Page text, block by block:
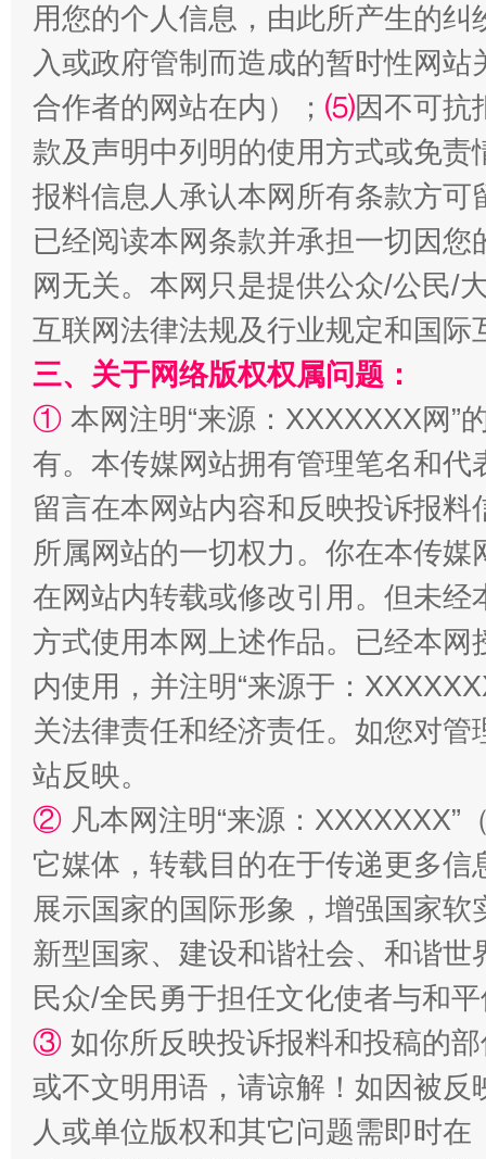
全民健身五年计划来了！等你上场
国家大学科技园优化重塑工作
扯下公款旅游的“隐身衣” 如何以
用您的个人信息，由此所产生的纠
入或政府管制而造成的暂时性网
合作者的网站在内）； ⑸因不可抗
款及声明中列明的使用方式或免责
报料信息人承认本网所有条款方
已经阅读本网条款并承担一切因
网无关。本网只是提供公众/公民/
互联网法律法规及行业规定和国
三、关于网络版权权属问题：
① 本网注明“来源：XXXXXXX网”
有。本传媒网站拥有管理笔名和
留言在本网站内容和反映投诉报
所属网站的一切权力。你在本传
在网站内转载或修改引用。但未
方式使用本网上述作品。已经本
内使用，并注明“来源于：
关法律责任和经济责任。如您对
站反映。
② 凡本网注明“来源：
它媒体，转载目的在于传递更多
展示国家的国际形象，增强国家
新型国家、建设和谐社会、和谐
民众/全民勇于担任文化使者与和
③ 如你所反映投诉报料和投稿的
或不文明用语，请谅解！如因被
人或单位版权和其它问题需即时在